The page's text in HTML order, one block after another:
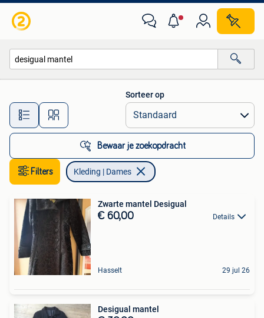
Alle afstanden…
Sorteer op
Bewaar je zoekopdracht
Filters Kleding | Dames
Zwarte mantel Desigual
€ 60,00 Details
Hasselt 29 jul 26
Desigual mantel